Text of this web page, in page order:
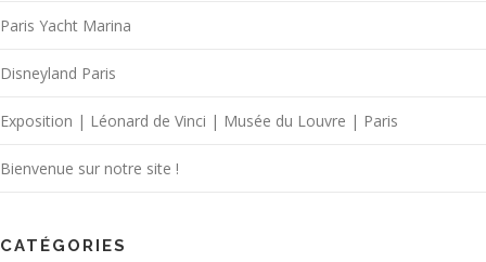
Paris Yacht Marina
Disneyland Paris
Exposition | Léonard de Vinci | Musée du Louvre | Paris
Bienvenue sur notre site !
CATÉGORIES